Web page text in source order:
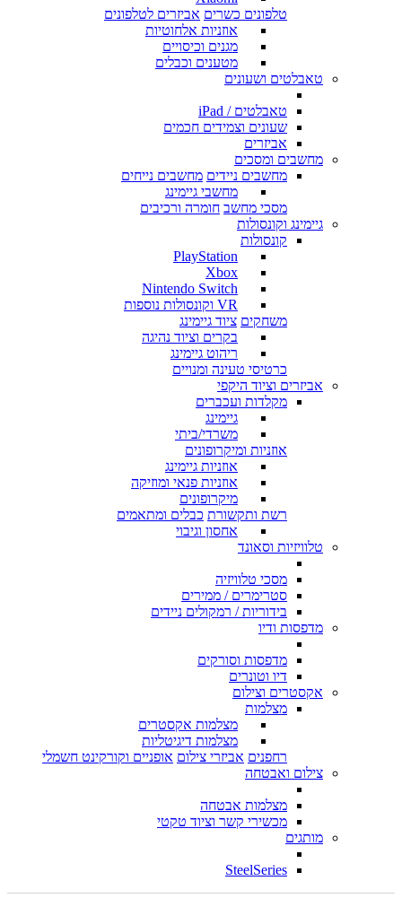
טלפונים כשרים אביזרים לטלפונים
אוזניות אלחוטיות
מגנים וכיסויים
מטענים וכבלים
טאבלטים ושעונים
טאבלטים / iPad
שעונים וצמידים חכמים
אביזרים
מחשבים ומסכים
מחשבים ניידים מחשבים נייחים
מחשבי גיימינג
מסכי מחשב חומרה ורכיבים
גיימינג וקונסולות
קונסולות
PlayStation
Xbox
Nintendo Switch
VR וקונסולות נוספות
משחקים ציוד גיימינג
בקרים וציוד נהיגה
ריהוט גיימינג
כרטיסי טעינה ומנויים
אביזרים וציוד היקפי
מקלדות ועכברים
גיימינג
משרדי/ביתי
אוזניות ומיקרופונים
אוזניות גיימינג
אוזניות פנאי ומוזיקה
מיקרופונים
רשת ותקשורת כבלים ומתאמים
אחסון וגיבוי
טלוויזיות וסאונד
מסכי טלוויזיה
סטרימרים / ממירים
בידוריות / רמקולים ניידים
מדפסות ודיו
מדפסות וסורקים
דיו וטונרים
אקסטרים וצילום
מצלמות
מצלמות אקסטרים
מצלמות דיגיטליות
רחפנים אביזרי צילום אופניים וקורקינט חשמלי
צילום ואבטחה
מצלמות אבטחה
מכשירי קשר וציוד טקטי
מותגים
SteelSeries